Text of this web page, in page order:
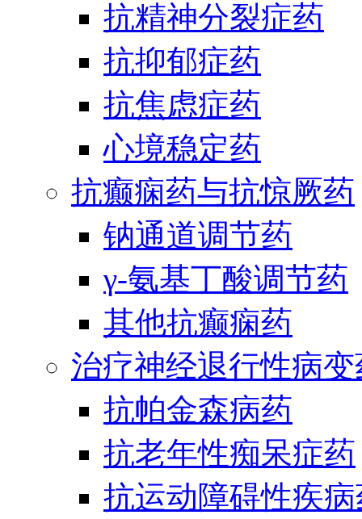
抗精神分裂症药
抗抑郁症药
抗焦虑症药
心境稳定药
抗癫痫药与抗惊厥药
钠通道调节药
γ-氨基丁酸调节药
其他抗癫痫药
治疗神经退行性病
抗帕金森病药
抗老年性痴呆症药
抗运动障碍性疾